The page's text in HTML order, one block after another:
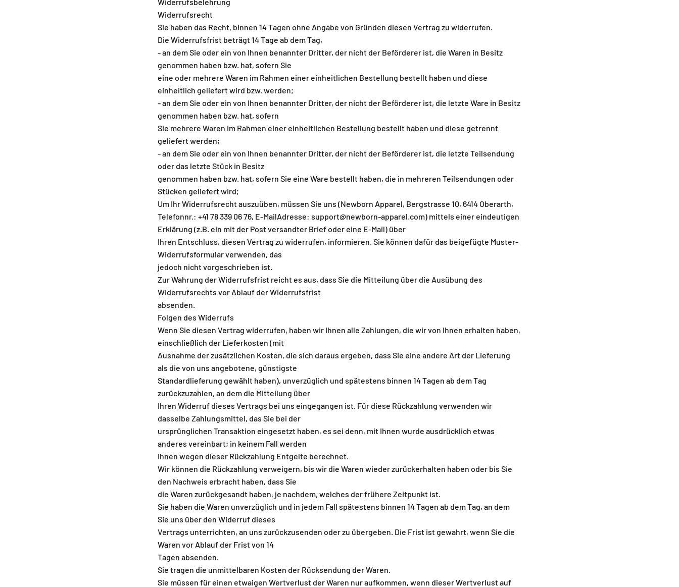
Widerrufsrecht
Sie haben das Recht, binnen 14 Tagen ohne Angabe von Gründen diesen Vertrag zu widerrufen.
Die Widerrufsfrist beträgt 14 Tage ab dem Tag,
- an dem Sie oder ein von Ihnen benannter Dritter, der nicht der Beförderer ist, die Waren in Besitz
genommen haben bzw. hat, sofern Sie
eine oder mehrere Waren im Rahmen einer einheitlichen Bestellung bestellt haben und diese
einheitlich geliefert wird bzw. werden;
- an dem Sie oder ein von Ihnen benannter Dritter, der nicht der Beförderer ist, die letzte Ware in Besitz
genommen haben bzw. hat, sofern
Sie mehrere Waren im Rahmen einer einheitlichen Bestellung bestellt haben und diese getrennt
geliefert werden;
- an dem Sie oder ein von Ihnen benannter Dritter, der nicht der Beförderer ist, die letzte Teilsendung
oder das letzte Stück in Besitz
genommen haben bzw. hat, sofern Sie eine Ware bestellt haben, die in mehreren Teilsendungen oder
Stücken geliefert wird;
Um Ihr Widerrufsrecht auszuüben, müssen Sie uns (Newborn Apparel, Bergstrasse 10, 6414 Oberarth,
Telefonnr.: +41 78 339 06 76, E-MailAdresse: support@newborn-apparel.com) mittels einer eindeutigen
Erklärung (z.B. ein mit der Post versandter Brief oder eine E-Mail) über
Ihren Entschluss, diesen Vertrag zu widerrufen, informieren. Sie können dafür das beigefügte Muster-
Widerrufsformular verwenden, das
jedoch nicht vorgeschrieben ist.
Zur Wahrung der Widerrufsfrist reicht es aus, dass Sie die Mitteilung über die Ausübung des
Widerrufsrechts vor Ablauf der Widerrufsfrist
absenden.
Folgen des Widerrufs
Wenn Sie diesen Vertrag widerrufen, haben wir Ihnen alle Zahlungen, die wir von Ihnen erhalten haben,
einschließlich der Lieferkosten (mit
Ausnahme der zusätzlichen Kosten, die sich daraus ergeben, dass Sie eine andere Art der Lieferung
als die von uns angebotene, günstigste
Standardlieferung gewählt haben), unverzüglich und spätestens binnen 14 Tagen ab dem Tag
zurückzuzahlen, an dem die Mitteilung über
Ihren Widerruf dieses Vertrags bei uns eingegangen ist. Für diese Rückzahlung verwenden wir
dasselbe Zahlungsmittel, das Sie bei der
ursprünglichen Transaktion eingesetzt haben, es sei denn, mit Ihnen wurde ausdrücklich etwas
anderes vereinbart; in keinem Fall werden
Ihnen wegen dieser Rückzahlung Entgelte berechnet.
Wir können die Rückzahlung verweigern, bis wir die Waren wieder zurückerhalten haben oder bis Sie
den Nachweis erbracht haben, dass Sie
die Waren zurückgesandt haben, je nachdem, welches der frühere Zeitpunkt ist.
Sie haben die Waren unverzüglich und in jedem Fall spätestens binnen 14 Tagen ab dem Tag, an dem
Sie uns über den Widerruf dieses
Vertrags unterrichten, an uns zurückzusenden oder zu übergeben. Die Frist ist gewahrt, wenn Sie die
Waren vor Ablauf der Frist von 14
Tagen absenden.
Sie tragen die unmittelbaren Kosten der Rücksendung der Waren.
Sie müssen für einen etwaigen Wertverlust der Waren nur aufkommen, wenn dieser Wertverlust auf